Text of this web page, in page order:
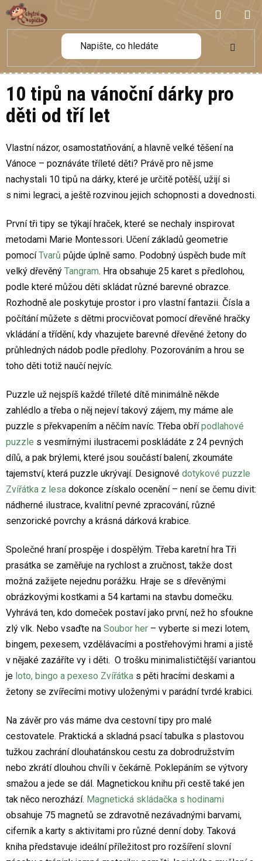
Přejít
na
obsah
KOŠÍK
10 tipů na vánoční dárky pro
děti od tří let
Vlastní názor, osamostatňování, a hlavně velké těšení na
Vánoce – poznáváte tříleté děti? Právě pro ně jsme
nachystali 10 tipů na dárky, které je určitě potěší, užijí si
s nimi legraci, a ještě rozvinou jejich schopnosti a dovednosti.
První tři tipy se týkají hraček, které se nechaly inspirovat
metodami Marie Montessori. Učení základů geometrie
pomocíTvarů půjde úplně samo. Podobný úspěch bude mít
velký dřevěný Tangram. Hra obsahuje 25 karet s předlohou,
podle které můžou děti skládat různé barevné obrazce.
Rozhodně ale poskytuje prostor i pro vlastní fantazii. Čísla a
počítání můžete s dětmi procvičovat pomocí dřevěné hračky
vkládání a třídění, kdy vhazujete barevné dřevěné žetony do
průhledných nádob podle předlohy. Pozorováním a hrou se
toho děti totiž naučí nejvíc.
Puzzle už nejspíš každé tříleté dítě minimálně někde
zahlédlo a třeba o něj nejeví takový zájem, my máme ale
puzzle s překvapením a něčím navíc. Třeba obřípodlahové
puzzle s vesmírnými ilustracemi poskládáte z 24 pevných
dílů, a pak brýlemi, které jsou součástí balení, zkoumáte
tajemství, která puzzle ukrývají. Designové dotykové puzzle
Zvířátka z lesa dokonce získalo ocenění – není se čemu divit:
nádherné ilustrace, kvalitní pevné zpracování, různé
senzorické povrchy a krásná dárková krabice.
Společné hraní prospěje i dospělým. Třeba karetní hra Tři
prasátka se zaměřuje na rychlost a zručnost, takže dost
možná zažijete nejednu porážku. Hraje se s dřevěnými
obrázkovými kostkami a 54 kartami na stavbu domečku.
Vyhrává ten, kdo domeček postaví jako první, než ho sfoukne
zlý vlk. Nebo vsaďte na Soubor her – vyberte si mezi lotem,
bingem, pexesem, vzdělávacími a postřehovými hrami a jistě
v nějaké zazáříte vy i děti. O trošku minimalističtější variantou
je loto, bingo a pexeso Zvířátka s pěti hracími deskami a
žetony se zvířecími motivy uloženými v parádní tvrdé krabici.
Na závěr pro vás máme dva cestovní tipy pro malé
cestovatele. Praktická a skladná psací tabulka s plastovou
tužkou zachrání dlouhatánskou cestu za dobrodružstvím
nebo zkrátí dlouhou chvíli v čekárně. Poklepáním se výtvory
smažou a jede se dál. Magnetickou knihu při cestě také jen
tak něco nerozhází. Magnetická skládačka s hodinami
obsahuje 75 magnetů se zdravotně nezávadnými barvami,
ciferník a karty s aktivitami pro různé denní doby. Taková
kniha představuje ideální příležitost pro rozšíření slovní